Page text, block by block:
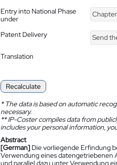
Entry into National Phase
under
Patent Delivery Send
Translation
Recalculate
*The data is based on automatic
necessary.
**IP-Coster compiles data from
includes your personal information,
Abstract
[German] Die vorliegende Erfindung
Verwendung eines datengetriebenen
und parallel dazu unter Verwendung